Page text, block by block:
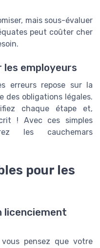
mais sous-évaluer
peut coûter cher
les employeurs
erreurs repose sur la
des obligations légales.
chaque étape et,
! Avec ces simples
les cauchemars
pour les
licenciement
pensez que votre